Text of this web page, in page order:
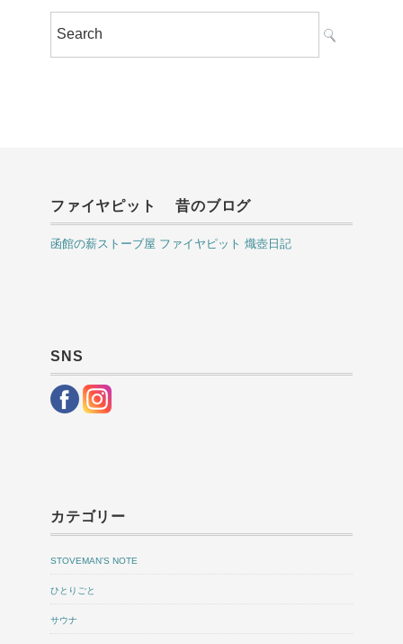
ファイヤピット 昔のブログ
函館の薪ストーブ屋 ファイヤピット 熾壺日記
SNS
カテゴリー
STOVEMAN’S NOTE
ひとりごと
サウナ